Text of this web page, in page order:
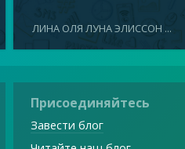
ЛИНА ОЛЯ ЛУНА ЭЛИССОН ...
Присоединяйтесь
Завести блог